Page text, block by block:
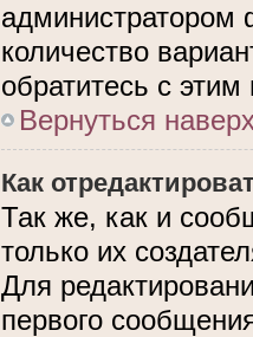
количество
обратитесь с
Вернуться
Как
Так же, как и
только их
Для
первого